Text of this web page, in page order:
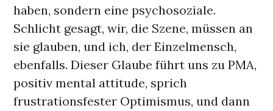
haben, sondern eine psychosoziale.
Schlicht gesagt, wir, die Szene, müssen an
sie glauben, und ich, der Einzelmensch,
ebenfalls. Dieser Glaube führt uns zu PMA,
positiv mental attitude, sprich
frustrationsfester Optimismus, und dann